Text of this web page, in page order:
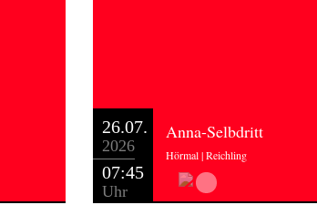
26.07.
2026
07:45
Uhr
Anna-Selbdritt
Hörmal | Reichling